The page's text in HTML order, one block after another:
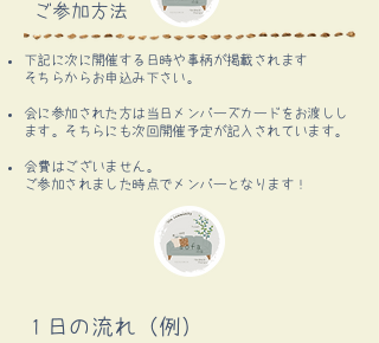
ご参加方法
下記に次に開催する日時や事柄が掲載されます
​そちらからお申込み下さい。
会に参加された方は当日メンバーズカードをお渡しし
ます。そちらにも次回開催予定が記入されています。
会費はございません。
ご参加されました時点でメンバーとなります！
​１日の流れ（例）